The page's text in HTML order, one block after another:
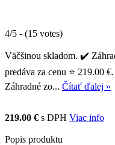
4/5 - (15 votes)
Väčšinou skladom. ✔️
predáva za cenu ⭐ 219.00
Záhradné zo... Čítať ďalej »
219.00 € s DPH Viac info
Popis produktu